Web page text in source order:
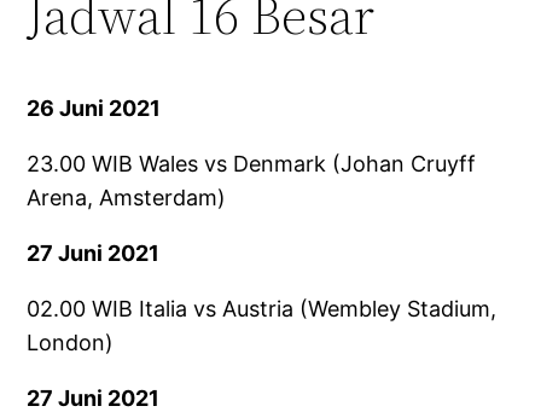
Jadwal 16 Besar
26 Juni 2021
23.00 WIB Wales vs Denmark (Johan Cruyff
Arena, Amsterdam)
27 Juni 2021
02.00 WIB Italia vs Austria (Wembley Stadium,
London)
27 Juni 2021